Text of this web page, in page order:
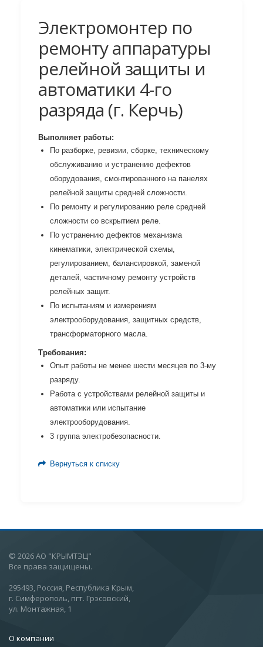
Электромонтер по
ремонту аппаратуры
релейной защиты и
автоматики 4-го
разряда (г. Керчь)
Выполняет работы:
По разборке, ревизии, сборке, техническому
обслуживанию и устранению дефектов
оборудования, смонтированного на панелях
релейной защиты средней сложности.
По ремонту и регулированию реле средней
сложности со вскрытием реле.
По устранению дефектов механизма
кинематики, электрической схемы,
регулированием, балансировкой, заменой
деталей, частичному ремонту устройств
релейных защит.
По испытаниям и измерениям
электрооборудования, защитных средств,
трансформаторного масла.
Требования:
Опыт работы не менее шести месяцев по 3-му
разряду.
Работа с устройствами релейной защиты и
автоматики или испытание
электрооборудования.
3 группа электробезопасности.
Вернуться к списку
© 2026 АО "КРЫМТЭЦ"
Все права защищены.
295493, Россия, Республика Крым,
г. Симферополь, пгт. Грэсовский,
ул. Монтажная, 1
О компании